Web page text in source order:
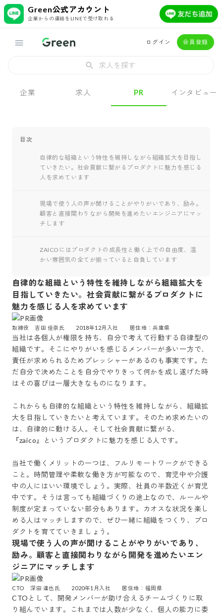
Green公式アカウント
企業からの連絡をLINEで受け取れる
ログイン 会員登録
求人を探す
企業 求人 PR インタビュー
目次
自律的な組織という特性を維持しながら組織拡大を目指し
ていきたい。社会貢献に繋がるプロダクトに魅力を感じる
人を求めています
現場で使う人の声が聞けることがやりがいであり、励み。
顧客と直接関わりながら開発を進めたいエンジニアにマッ
チします
ZAICOにはプロダクトの成長性と働く上での自由度、温
かい雰囲気の全てが揃っていると自負しています
自律的な組織という特性を維持しながら組織拡大を
目指していきたい。社会貢献に繋がるプロダクトに
魅力を感じる人を求めています
当社は各個人が権限を持ち、自分で考えて行動する自律型の
組織です。そこにやりがいを感じるメンバーが多い一方で、
責任が求められるためプレッシャーがあるのも事実です。た
だ自分で決めたことを自分でやりきって何かを成し遂げた時
はその喜びは一層大きなものになります。
これからも自律的な組織という特性を維持しながら、組織拡
大を目指していきたいと考えています。そのため求めたいの
は、自律的に動ける人。そして社会貢献に繋がる、
『zaico』というプロダクトに魅力を感じる人です。
当社で働くメリットの一つは、フルリモートワークができる
こと。時間管理や柔軟な働き方が可能なので、育児中や介護
中の人にはいい環境でしょう。実際、社員の半数近くが育児
中です。そうは言っても組織づくりの途上なので、ルールや
制度が定まっていない部分もあります。カオスな状況を楽し
める人はマッチしますので、ぜひ一緒に組織をつくり、プロ
現場で使う人の声が聞けることがやりがいであり、
励み。顧客と直接関わりながら開発を進めたいエン
ジニアにマッチします
CTO　深田 達也氏　　2020年1月入社　　居住地：福岡県
CTOとして、開発メンバーが助け合えるチームづくりに取
り組んでいます。これまでは人数が少なく、個人の能力に委